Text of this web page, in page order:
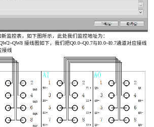
监控表，如下图所示，此处我们监控地址为：
接线图如下，我们把Q0.0~Q0.7与I0.0~I0.7通道对应接线
接线